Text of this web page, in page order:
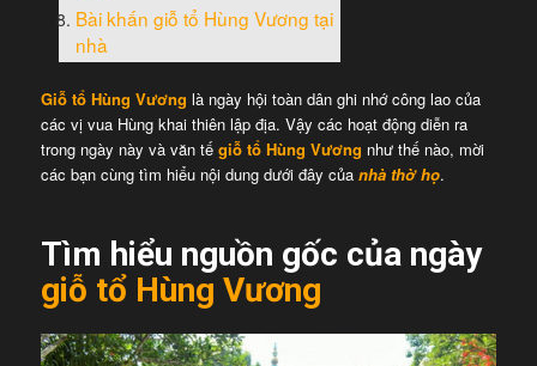
Bài khấn giỗ tổ Hùng Vương tại
nhà
Giỗ tổ Hùng Vương là ngày hội toàn dân ghi nhớ công lao của
các vị vua Hùng khai thiên lập địa. Vậy các hoạt động diễn ra
trong ngày này và văn tế giỗ tổ Hùng Vương như thế nào, mời
các bạn cùng tìm hiểu nội dung dưới đây của nhà thờ họ.
Tìm hiểu nguồn gốc của ngày
giỗ tổ Hùng Vương